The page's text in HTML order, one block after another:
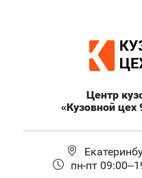
Центр
«Кузовной цех
пн-пт